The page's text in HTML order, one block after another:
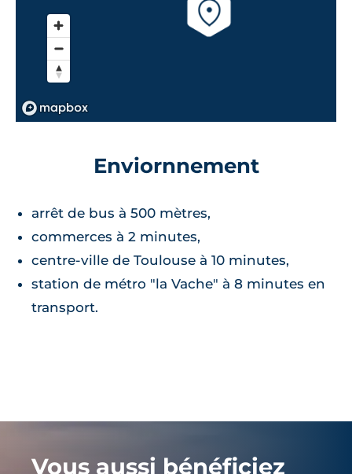
Enviornnement
arrêt de bus à 500 mètres,
commerces à 2 minutes,
centre-ville de Toulouse à 10 minutes,
station de métro "la Vache" à 8 minutes en
transport.
Vous aussi bénéficiez